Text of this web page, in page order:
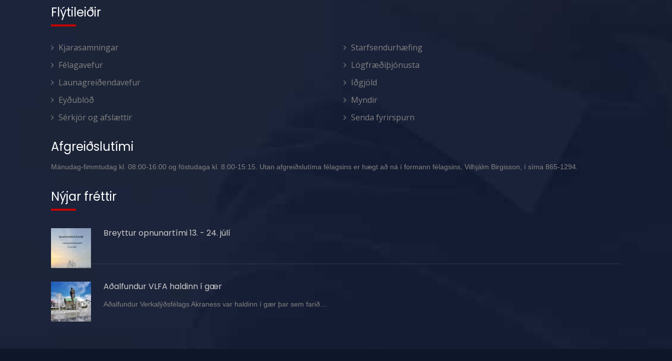
Flýtileiðir
Kjarasamningar
Félagavefur
Launagreiðendavefur
Eyðublöð
Sérkjör og afslættir
Starfsendurhæfing
Lögfræðiþjónusta
Iðgjöld
Myndir
Senda fyrirspurn
Afgreiðslutími
Mánudag-fimmtudag kl. 08:00-16:00 og föstudaga kl. 8:00-15:15. Utan afgreiðslutíma félagsins er hægt að ná í formann félagsins, Vilhjálm Birgisson, í síma 865-1294.
Nýjar fréttir
Breyttur opnunartími 13. - 24. júlí
Aðalfundur VLFA haldinn í gær
Aðalfundur Verkalýðsfélags Akraness var haldinn í gær þar sem farið…